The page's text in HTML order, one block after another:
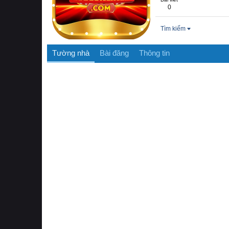
0
Tìm kiếm
Tường nhà Bài đăng Thông tin